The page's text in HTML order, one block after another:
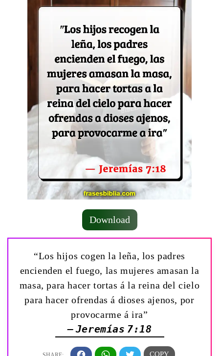
Download
“Los hijos cogen la leña, los padres
encienden el fuego, las mujeres amasan la
masa, para hacer tortas á la reina del cielo
para hacer ofrendas á dioses ajenos, por
provocarme á ira”
— Jeremías 7:18